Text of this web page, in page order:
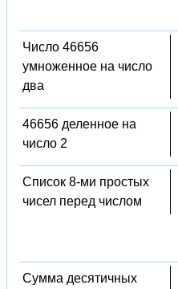
Число 46656
умноженное на число
два
46656 деленное на
число 2
Список 8-ми простых
чисел перед числом
Сумма десятичных